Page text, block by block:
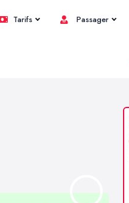
Tarifs Passager